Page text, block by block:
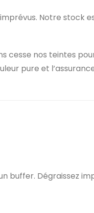
Notre stock
cesse nos teintes
pure et
buffer. Dégraissez